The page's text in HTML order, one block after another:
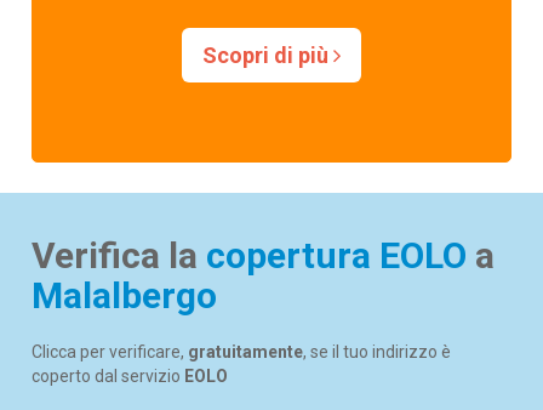
Scopri di più
Verifica la copertura EOLO a
Malalbergo
Clicca per verificare, gratuitamente, se il tuo indirizzo è
coperto dal servizio EOLO